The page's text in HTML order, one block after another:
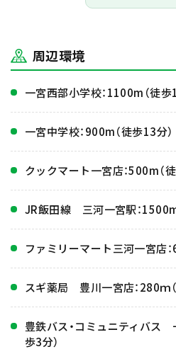
周辺環境
一宮西部小学校：1100m（徒歩
一宮中学校：900m（徒歩13分）
クックマート一宮店：500m（徒
JR飯田線 三河一宮駅：1500m
ファミリーマート三河一宮店：
スギ薬局 豊川一宮店：280ｍ（
豊鉄バス・コミュニティバス
歩3分）